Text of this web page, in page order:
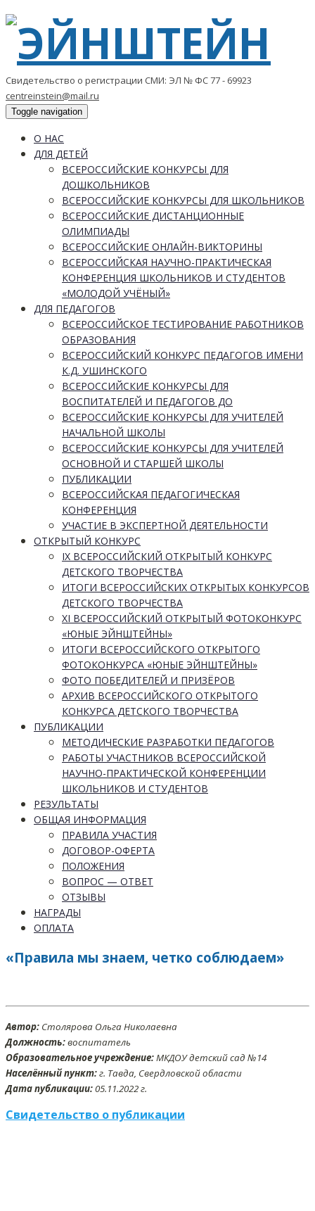
Свидетельство о регистрации СМИ: ЭЛ № ФС 77 - 69923
centreinstein@mail.ru
Toggle navigation
О НАС
ДЛЯ ДЕТЕЙ
ВСЕРОССИЙСКИЕ КОНКУРСЫ ДЛЯ
ДОШКОЛЬНИКОВ
ВСЕРОССИЙСКИЕ КОНКУРСЫ ДЛЯ ШКОЛЬНИКОВ
ВСЕРОССИЙСКИЕ ДИСТАНЦИОННЫЕ
ОЛИМПИАДЫ
ВСЕРОССИЙСКИЕ ОНЛАЙН-ВИКТОРИНЫ
ВСЕРОССИЙСКАЯ НАУЧНО-ПРАКТИЧЕСКАЯ
КОНФЕРЕНЦИЯ ШКОЛЬНИКОВ И СТУДЕНТОВ
«МОЛОДОЙ УЧЁНЫЙ»
ДЛЯ ПЕДАГОГОВ
ВСЕРОССИЙСКОЕ ТЕСТИРОВАНИЕ РАБОТНИКОВ
ОБРАЗОВАНИЯ
ВСЕРОССИЙСКИЙ КОНКУРС ПЕДАГОГОВ ИМЕНИ
К.Д. УШИНСКОГО
ВСЕРОССИЙСКИЕ КОНКУРСЫ ДЛЯ
ВОСПИТАТЕЛЕЙ И ПЕДАГОГОВ ДО
ВСЕРОССИЙСКИЕ КОНКУРСЫ ДЛЯ УЧИТЕЛЕЙ
НАЧАЛЬНОЙ ШКОЛЫ
ВСЕРОССИЙСКИЕ КОНКУРСЫ ДЛЯ УЧИТЕЛЕЙ
ОСНОВНОЙ И СТАРШЕЙ ШКОЛЫ
ПУБЛИКАЦИИ
ВСЕРОССИЙСКАЯ ПЕДАГОГИЧЕСКАЯ
КОНФЕРЕНЦИЯ
УЧАСТИЕ В ЭКСПЕРТНОЙ ДЕЯТЕЛЬНОСТИ
ОТКРЫТЫЙ КОНКУРС
IX ВСЕРОССИЙСКИЙ ОТКРЫТЫЙ КОНКУРС
ДЕТСКОГО ТВОРЧЕСТВА
ИТОГИ ВСЕРОССИЙСКИХ ОТКРЫТЫХ КОНКУРСОВ
ДЕТСКОГО ТВОРЧЕСТВА
XI ВСЕРОССИЙСКИЙ ОТКРЫТЫЙ ФОТОКОНКУРС
«ЮНЫЕ ЭЙНШТЕЙНЫ»
ИТОГИ ВСЕРОССИЙСКОГО ОТКРЫТОГО
ФОТОКОНКУРСА «ЮНЫЕ ЭЙНШТЕЙНЫ»
ФОТО ПОБЕДИТЕЛЕЙ И ПРИЗЁРОВ
АРХИВ ВСЕРОССИЙСКОГО ОТКРЫТОГО
КОНКУРСА ДЕТСКОГО ТВОРЧЕСТВА
ПУБЛИКАЦИИ
МЕТОДИЧЕСКИЕ РАЗРАБОТКИ ПЕДАГОГОВ
РАБОТЫ УЧАСТНИКОВ ВСЕРОССИЙСКОЙ
НАУЧНО-ПРАКТИЧЕСКОЙ КОНФЕРЕНЦИИ
ШКОЛЬНИКОВ И СТУДЕНТОВ
РЕЗУЛЬТАТЫ
ОБЩАЯ ИНФОРМАЦИЯ
ПРАВИЛА УЧАСТИЯ
ДОГОВОР-ОФЕРТА
ПОЛОЖЕНИЯ
ВОПРОС — ОТВЕТ
ОТЗЫВЫ
НАГРАДЫ
ОПЛАТА
«Правила мы знаем, четко соблюдаем»
Автор: Столярова Ольга Николаевна
Должность:воспитатель
Образовательное учреждение:МКДОУ детский сад №14
Населённый пункт:г. Тавда, Свердловской области
Дата публикации:05.11.2022 г.
Свидетельство о публикации